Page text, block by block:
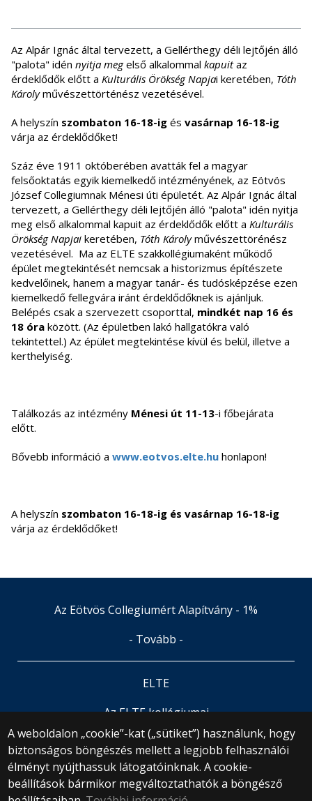
Az Alpár Ignác által tervezett, a Gellérthegy déli lejtőjén álló
"palota" idén nyitja megelső alkalommal kapuitaz
érdeklődők előtt a Kulturális Örökség Napjai keretében, Tóth
Károlyművészettörténész vezetésével.
A helyszín szombaton 16-18-ig és vasárnap 16-18-ig
várja az érdeklődőket!
Száz éve 1911 októberében avatták fel a magyar
felsőoktatás egyik kiemelkedő intézményének, az Eötvös
József Collegiumnak Ménesi úti épületét. Az Alpár Ignác által
tervezett, a Gellérthegy déli lejtőjén álló "palota" idén nyitja
meg első alkalommal kapuit az érdeklődők előtt a Kulturális
Örökség Napjai keretében, Tóth Károlyművészettörénész
vezetésével. Ma az ELTE szakkollégiumaként működő
épület megtekintését nemcsak a historizmus építészete
kedvelőinek, hanem a magyar tanár- és tudósképzése ezen
kiemelkedő fellegvára iránt érdeklődőknek is ajánljuk.
Belépés csak a szervezett csoporttal, mindkét nap 16 és
18 óra között. (Az épületben lakó hallgatókra való
tekintettel.) Az épület megtekintése kívül és belül, illetve a
kerthelyiség.
Találkozás az intézmény Ménesi út 11-13-i főbejárata
előtt.
Bővebb információ a www.eotvos.elte.hu honlapon!
A helyszín szombaton 16-18-ig és vasárnap 16-18-ig
várja az érdeklődőket!
A weboldalon „cookie”-kat („sütiket”) használunk, hogy
biztonságos böngészés mellett a legjobb felhasználói
élményt nyújthassuk látogatóinknak. A cookie-
beállítások bármikor megváltoztathatók a böngésző
Az Eötvös Collegiumért Alapítvány - 1%
- Tovább -
ELTE
Az ELTE kollégiumai
© 2025 Eötvös Loránd Tudományegyetem
Minden jog fenntartva.
1053 Budapest, Egyetem tér 1–3.